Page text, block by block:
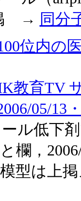
→ 同分
位内の
教育TV
05/13
ル低下
と欄，
型は上